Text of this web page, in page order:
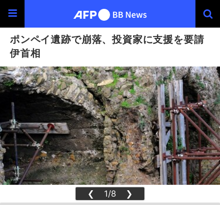
ポンペイ遺跡で崩落、投資家に支援を要請
伊首相
❮ 1/8 ❯